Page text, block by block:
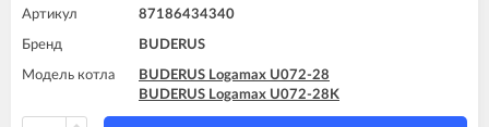
Артикул 87186434340
Бренд BUDERUS
Модель котла
BUDERUS Logamax U072-28
BUDERUS Logamax U072-28K